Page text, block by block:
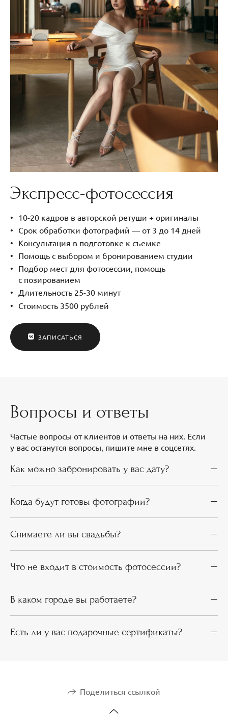
Экспресс-фотосессия
10-20 кадров в авторской ретуши + оригиналы
Срок обработки фотографий — от 3 до 14 дней
Консультация в подготовке к съемке
Помощь с выбором и бронированием студии
Подбор мест для фотосессии, помощь
с позированием
Длительность 25-30 минут
Стоимость 3500 рублей
ЗАПИСАТЬСЯ
Вопросы и ответы
Частые вопросы от клиентов и ответы на них. Если
у вас останутся вопросы, пишите мне в соцсетях.
Как можно забронировать у вас дату?
Когда будут готовы фотографии?
Снимаете ли вы свадьбы?
Что не входит в стоимость фотосессии?
В каком городе вы работаете?
Есть ли у вас подарочные сертификаты?
Поделиться ссылкой